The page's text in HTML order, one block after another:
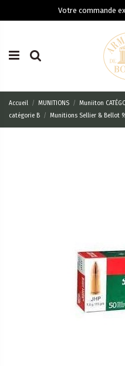
Votre commande
Accueil MUNITIONS Muniiton
catégorie B
Munitions Sellier & Bellot